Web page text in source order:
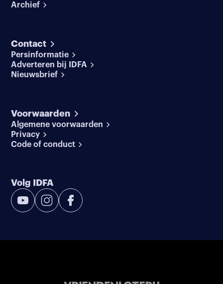
Archief
Contact
Persinformatie
Adverteren bij IDFA
Nieuwsbrief
Voorwaarden
Algemene voorwaarden
Privacy
Code of conduct
Volg IDFA